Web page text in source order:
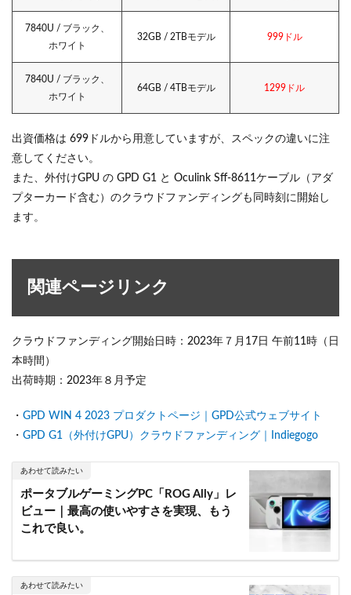
7840U / ブラック、
ホワイト
32GB / 2TBモデル 999ドル
7840U / ブラック、
ホワイト
64GB / 4TBモデル 1299ドル
出資価格は 699ドルから用意していますが、スペックの違いに注
意してください。
また、外付けGPU の GPD G1 と Oculink Sff-8611ケーブル（アダ
プターカード含む）のクラウドファンディングも同時刻に開始し
ます。
関連ページリンク
クラウドファンディング開始日時：2023年７月17日 午前11時（日
本時間）
出荷時期：2023年８月予定
・ GPD WIN 4 2023 プロダクトページ｜GPD公式ウェブサイト
・ GPD G1（外付けGPU）クラウドファンディング｜Indiegogo
あわせて読みたい
ポータブルゲーミングPC「ROG Ally」レ
ビュー｜最高の使いやすさを実現、もう
これで良い。
あわせて読みたい